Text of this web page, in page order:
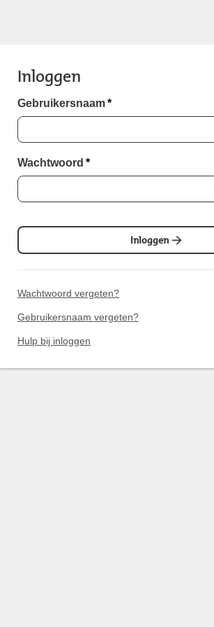
Inloggen
Gebruikersnaam*
Wachtwoord *
Inloggen
Wachtwoord vergeten?
Gebruikersnaam vergeten?
Hulp bij inloggen